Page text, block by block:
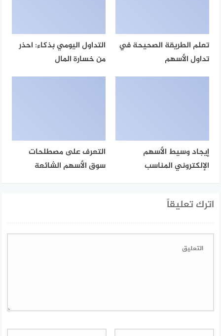
تعلم الطريقة الصحيحة في
تداول الأسهم
التداول اليومي بذكاء: احذر
من خسارة المال
إيجاد وسيط الأسهم
الإلكتروني المناسب
التعرف على مصطلحات
سوق الأسهم الشائعة
اترك تعليقاً